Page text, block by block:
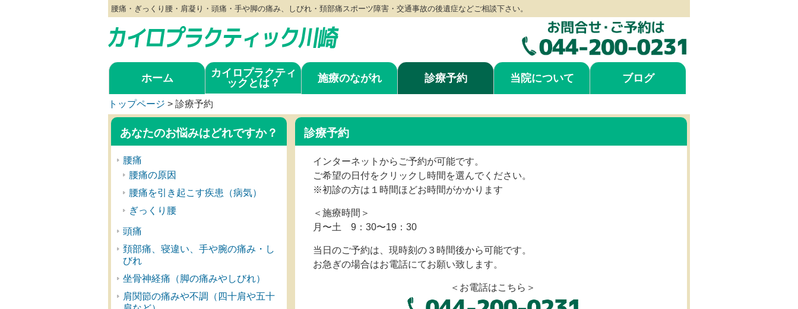
腰痛・ぎっくり腰・肩凝り・頭痛・手や脚の痛み、しびれ・頚部痛スポーツ障害・交通事故の後遺症などご相談下さい。
ホーム
カイロプラクティ
ックとは？
施療のながれ 診療予約 当院について ブログ
トップページ > 診療予約
診療予約
インターネットからご予約が可能です。
ご希望の日付をクリックし時間を選んでください。
※初診の方は１時間ほどお時間がかかります
＜施療時間＞
月〜土 9：30〜19：30
当日のご予約は、現時刻の３時間後から可能です。
お急ぎの場合はお電話にてお願い致します。
＜お電話はこちら＞
あなたのお悩みはどれですか？
腰痛
腰痛の原因
腰痛を引き起こす疾患（病気）
ぎっくり腰
頭痛
頚部痛、寝違い、手や腕の痛み・し
びれ
坐骨神経痛（脚の痛みやしびれ）
肩関節の痛みや不調（四十肩や五十